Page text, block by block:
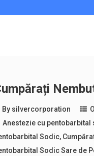
By silvercorporation
Anestezie cu pentobarbital
Sodic,
Sodic Sare de